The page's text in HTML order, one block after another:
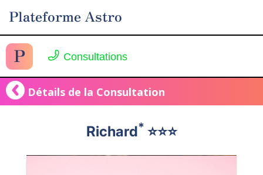
Plateforme Astro
P Consultations
Détails de la Consultation
Richard* ⭐️⭐️⭐️